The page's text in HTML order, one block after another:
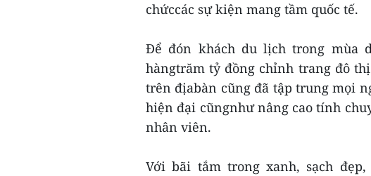
chứccác sự kiện mang tầm quốc tế.
Để đón khách du lịch trong mùa
hàngtrăm tỷ đồng chỉnh trang đô
trên địabàn cũng đã tập trung mọi
hiện đại cũngnhư nâng cao tính
nhân viên.
Với bãi tắm trong xanh, sạch